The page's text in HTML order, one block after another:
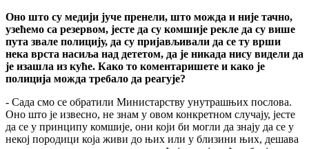
Oно што су медији јуче пренели, што можда и није тачно,
узећемо са резервом, јесте да су комшије рекле да су више
пута звале полицију, да су пријављивали да се ту врши
нека врста насиља над дететом, да је никада нису видели да
је изашла из куће. Како то коментаришете и како је
полиција можда требало да реагује?
- Сада смо се обратили Министарству унутрашњих послова.
Оно што је извесно, не знам у овом конкретном случају, јесте
да се у принципу комшије, они који би могли да знају да се у
некој породици која живи до њих или у близини њих, дешава